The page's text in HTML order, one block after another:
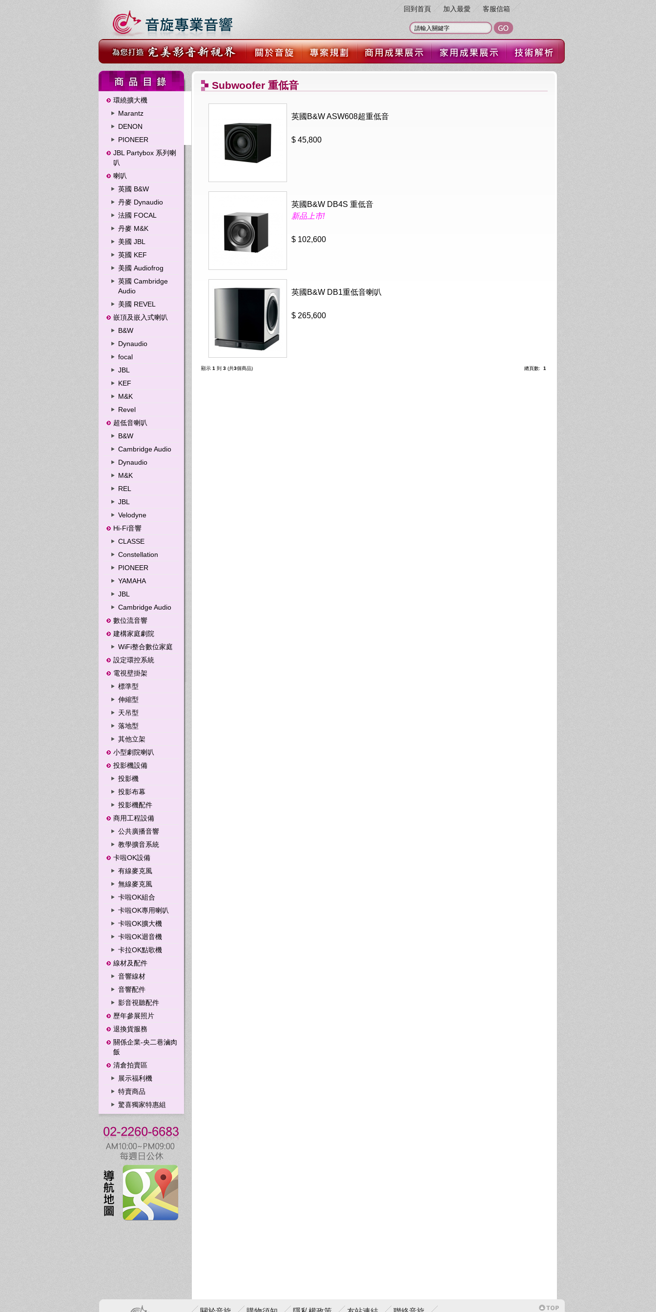
回到首頁 加入最愛 客服信箱
環繞擴大機
Marantz
DENON
PIONEER
JBL Partybox 系列喇
叭
喇叭
英國 B&W
丹麥 Dynaudio
法國 FOCAL
丹麥 M&K
美國 JBL
英國 KEF
美國 Audiofrog
英國 Cambridge
Audio
美國 REVEL
嵌頂及嵌入式喇叭
B&W
Dynaudio
focal
JBL
KEF
M&K
Revel
超低音喇叭
B&W
Cambridge Audio
Dynaudio
M&K
REL
JBL
Velodyne
Hi-Fi音響
CLASSE
Constellation
PIONEER
YAMAHA
JBL
Cambridge Audio
數位流音響
建構家庭劇院
WiFi整合數位家庭
設定環控系統
電視壁掛架
標準型
伸縮型
天吊型
落地型
其他立架
小型劇院喇叭
投影機設備
投影機
投影布幕
投影機配件
商用工程設備
公共廣播音響
教學擴音系統
卡啦OK設備
有線麥克風
無線麥克風
卡啦OK組合
卡啦OK專用喇叭
卡啦OK擴大機
卡啦OK迴音機
卡拉OK點歌機
線材及配件
音響線材
音響配件
影音視聽配件
歷年參展照片
退換貨服務
關係企業-央二巷滷肉
飯
清倉拍賣區
展示福利機
特賣商品
驚喜獨家特惠組
Subwoofer 重低音
英國B&W ASW608超重低音
$ 45,800
英國B&W DB4S 重低音
新品上市!
$ 102,600
英國B&W DB1重低音喇叭
$ 265,600
顯示 1 到 3 (共3個商品) 總頁數: 1